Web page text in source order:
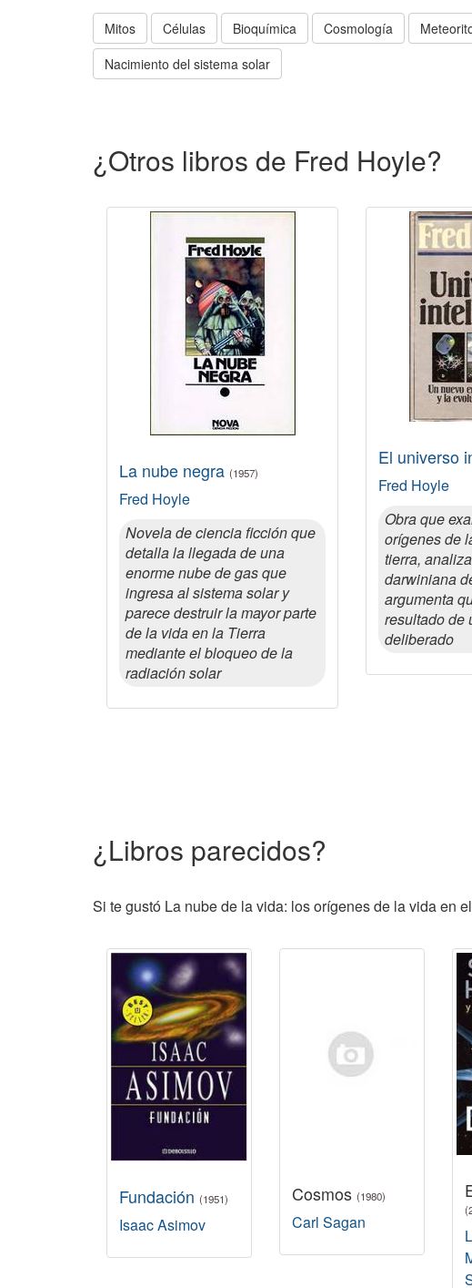
Mitos Células Bioquímica Cosmología
Nacimiento del sistema solar
¿Otros libros de Fred Hoyle?
La nube negra (1957)
Fred Hoyle
Novela de ciencia ficción que
detalla la llegada de una
enorme nube de gas que
ingresa al sistema solar y
parece destruir la mayor parte
de la vida en la Tierra
mediante el bloqueo de la
radiación solar
El universo
Fred Hoyle
Obra que
orígenes de
tierra,
darwiniana
argumenta
resultado de
deliberado
¿Libros parecidos?
Si te gustó La nube de la vida: los orígenes de la vida en
Fundación (1951)
Isaac Asimov
Cosmos (1980)
Carl Sagan